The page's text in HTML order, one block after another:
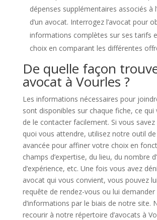
dépenses supplémentaires associés à
d’un avocat. Interrogez l’avocat pour
informations complètes sur ses tarifs
choix en comparant les différentes
De quelle façon
avocat à Vourles ?
Les informations nécessaires pour
sont disponibles sur chaque fiche, ce
de le contacter facilement. Si vous
quoi vous attendre, utilisez notre outil
avancée pour affiner votre choix en
champs d’expertise, du lieu, du nombre
d’expérience, etc. Une fois vous avez
avocat qui vous convient, vous pouvez
requête de rendez-vous ou lui demander
d’informations par le biais de notre site.
recourir à notre répertoire d’avocats à